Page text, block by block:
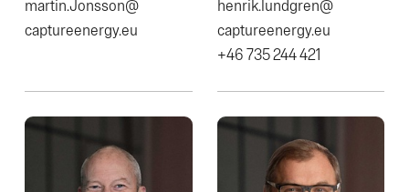
martin.Jonsson@​
captureenergy.eu
henrik.lundgren@​
captureenergy.eu
+46 735 244 421